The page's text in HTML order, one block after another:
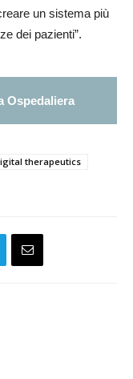
un sistema più
dei pazienti”.
Ospedaliera
therapeutics